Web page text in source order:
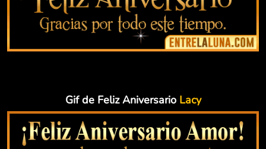
Gif de Feliz Aniversario Lacy